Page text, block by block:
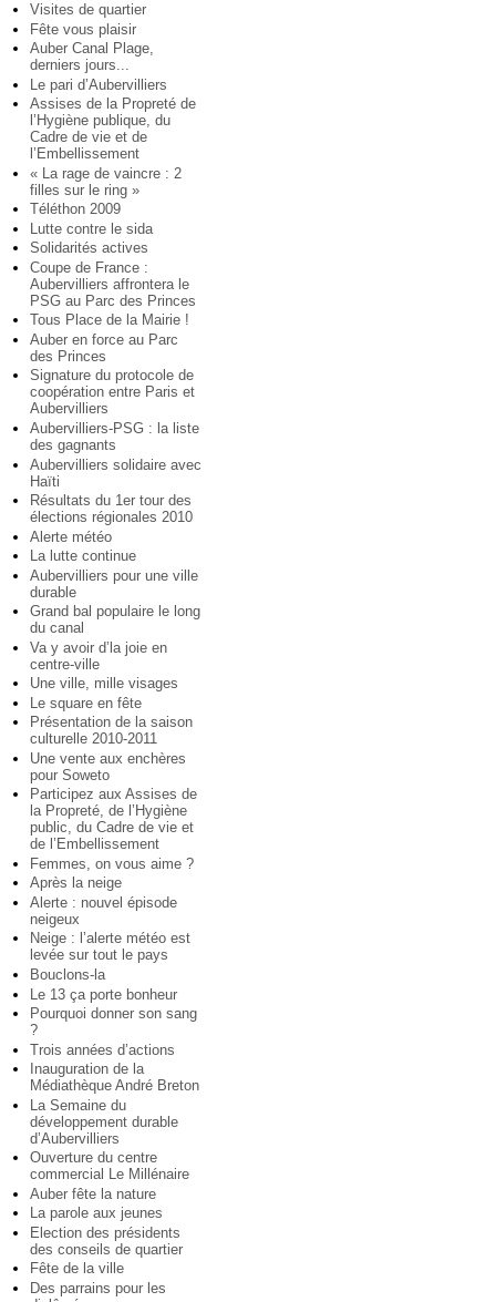
Visites de quartier
Fête vous plaisir
Auber Canal Plage,
derniers jours...
Le pari d’Aubervilliers
Assises de la Propreté de
l’Hygiène publique, du
Cadre de vie et de
l’Embellissement
« La rage de vaincre : 2
filles sur le ring »
Téléthon 2009
Lutte contre le sida
Solidarités actives
Coupe de France :
Aubervilliers affrontera le
PSG au Parc des Princes
Tous Place de la Mairie !
Auber en force au Parc
des Princes
Signature du protocole de
coopération entre Paris et
Aubervilliers
Aubervilliers-PSG : la liste
des gagnants
Aubervilliers solidaire avec
Haïti
Résultats du 1er tour des
élections régionales 2010
Alerte météo
La lutte continue
Aubervilliers pour une ville
durable
Grand bal populaire le long
du canal
Va y avoir d’la joie en
centre-ville
Une ville, mille visages
Le square en fête
Présentation de la saison
culturelle 2010-2011
Une vente aux enchères
pour Soweto
Participez aux Assises de
la Propreté, de l’Hygiène
public, du Cadre de vie et
de l’Embellissement
Femmes, on vous aime ?
Après la neige
Alerte : nouvel épisode
neigeux
Neige : l’alerte météo est
levée sur tout le pays
Bouclons-la
Le 13 ça porte bonheur
Pourquoi donner son sang
?
Trois années d’actions
Inauguration de la
Médiathèque André Breton
La Semaine du
développement durable
d’Aubervilliers
Ouverture du centre
commercial Le Millénaire
Auber fête la nature
La parole aux jeunes
Election des présidents
des conseils de quartier
Fête de la ville
Des parrains pour les